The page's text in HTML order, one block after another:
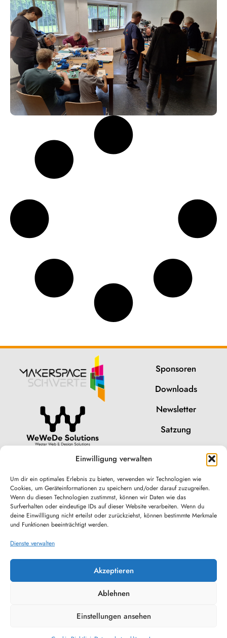
Einwilligung verwalten
Um dir ein optimales Erlebnis zu bieten, verwenden wir Technologien wie
Cookies, um Geräteinformationen zu speichern und/oder darauf zuzugreifen.
Wenn du diesen Technologien zustimmst, können wir Daten wie das
Surfverhalten oder eindeutige IDs auf dieser Website verarbeiten. Wenn du
deine Einwillligung nicht erteilst oder zurückziehst, können bestimmte Merkmale
und Funktionen beeinträchtigt werden.
Dienste verwalten
Akzeptieren
Ablehnen
Einstellungen ansehen
Sponsoren
Downloads
Newsletter
Satzung
Impressum
Cookies